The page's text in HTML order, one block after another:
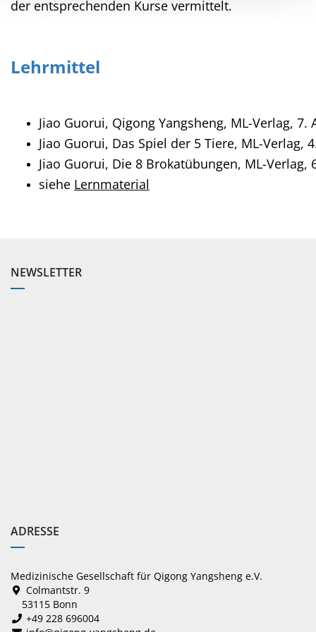
der entsprechenden Kurse vermittelt.
Lehrmittel
Jiao Guorui, Qigong Yangsheng, ML-Verlag, 7.
Jiao Guorui, Das Spiel der 5 Tiere, ML-Verlag,
Jiao Guorui, Die 8 Brokatübungen, ML-Verlag,
siehe Lernmaterial
NEWSLETTER
ADRESSE
Medizinische Gesellschaft für Qigong Yangsheng e.V.
Colmantstr. 9
53115 Bonn
+49 228 696004